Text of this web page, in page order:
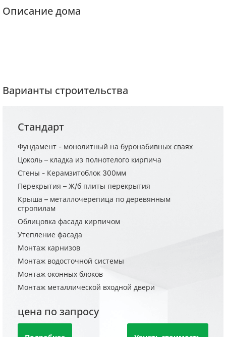
Описание дома
Варианты строительства
Стандарт
Фундамент - монолитный на буронабивных сваях
Цоколь – кладка из полнотелого кирпича
Стены - Керамзитоблок 300мм
Перекрытия – Ж/б плиты перекрытия
Крыша – металлочерепица по деревянным
стропилам
Облицовка фасада кирпичом
Утепление фасада
Монтаж карнизов
Монтаж водосточной системы
Монтаж оконных блоков
Монтаж металлической входной двери
цена по запросу